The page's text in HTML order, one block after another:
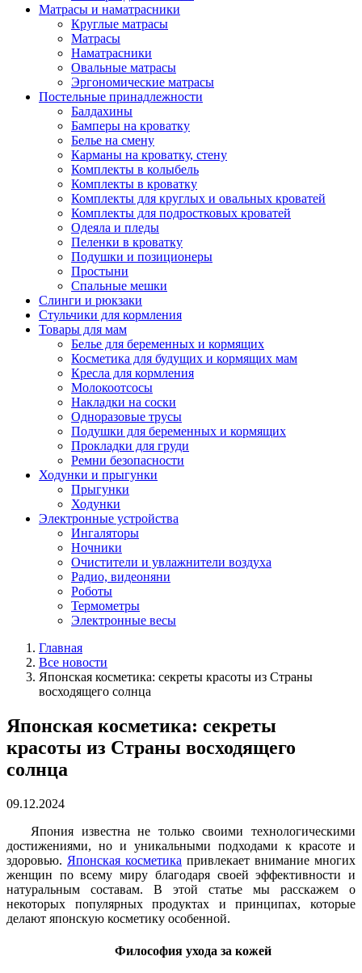
Матрасы и наматрасники
Круглые матрасы
Матрасы
Наматрасники
Овальные матрасы
Эргономические матрасы
Постельные принадлежности
Балдахины
Бамперы на кроватку
Белье на смену
Карманы на кроватку, стену
Комплекты в колыбель
Комплекты в кроватку
Комплекты для круглых и овальных кроватей
Комплекты для подростковых кроватей
Одеяла и пледы
Пеленки в кроватку
Подушки и позиционеры
Простыни
Спальные мешки
Слинги и рюкзаки
Стульчики для кормления
Товары для мам
Белье для беременных и кормящих
Косметика для будущих и кормящих мам
Кресла для кормления
Молокоотсосы
Накладки на соски
Одноразовые трусы
Подушки для беременных и кормящих
Прокладки для груди
Ремни безопасности
Ходунки и прыгунки
Прыгунки
Ходунки
Электронные устройства
Ингаляторы
Ночники
Очистители и увлажнители воздуха
Радио, видеоняни
Роботы
Термометры
Электронные весы
Главная
Все новости
Японская косметика: секреты красоты из Страны
восходящего солнца
Японская косметика: секреты
красоты из Страны восходящего
солнца
09.12.2024
Япония известна не только своими технологическими
достижениями, но и уникальными подходами к красоте и
здоровью. Японская косметика привлекает внимание многих
женщин по всему миру благодаря своей эффективности и
натуральным составам. В этой статье мы расскажем о
некоторых популярных продуктах и принципах, которые
делают японскую косметику особенной.
Философия ухода за кожей